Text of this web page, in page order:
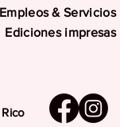
Empleos & Servicios
Ediciones impresas